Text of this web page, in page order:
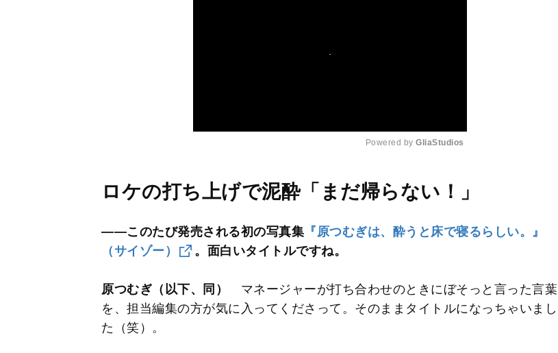
u
e
Powered by GliaStudios
ロケの打ち上げで泥酔「まだ帰らない！」
――このたび発売される初の写真集 『原つむぎは、酔うと床で寝るらしい。』
（サイゾー）
。面白いタイトルですね。
原つむぎ（以下、同）
マネージャーが打ち合わせのときにぼそっと言った言葉
を、担当編集の方が気に入ってくださって。そのままタイトルになっちゃいまし
た（笑）。